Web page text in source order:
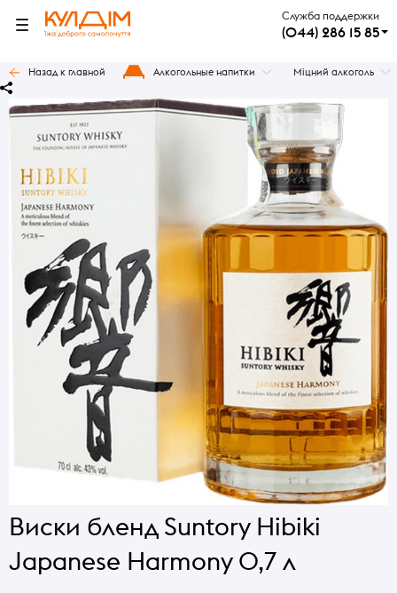
Служба поддержки
(044) 286 15 85
Назад к главной Алкогольные напитки Міцний алкоголь
Виски бленд Suntory Hibiki
Japanese Harmony 0,7 л